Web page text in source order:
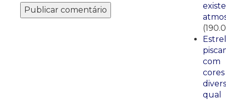
existe
com
cores
qual